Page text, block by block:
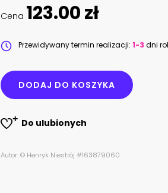
Cena 123.00 zł
Przewidywany termin realizacji: 1-3 dni
DODAJ DO KOSZYKA
Do ulubionych
Autor: © Henryk Niestrój #163879060